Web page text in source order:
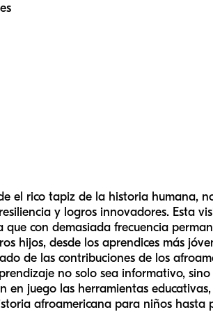
el rico tapiz de la historia humana,
y logros innovadores. Esta
con demasiada frecuencia
hijos, desde los aprendices más
de las contribuciones de los
no solo sea informativo,
juego las herramientas
afroamericana para niños hasta